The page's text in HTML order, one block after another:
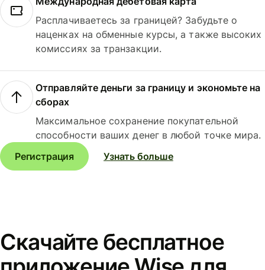
Расплачиваетесь за границей? Забудьте о
наценках на обменные курсы, а также высоких
комиссиях за транзакции.
Отправляйте деньги за границу и экономьте на
сборах
Максимальное сохранение покупательной
способности ваших денег в любой точке мира.
Регистрация
Узнать больше
Скачайте бесплатное